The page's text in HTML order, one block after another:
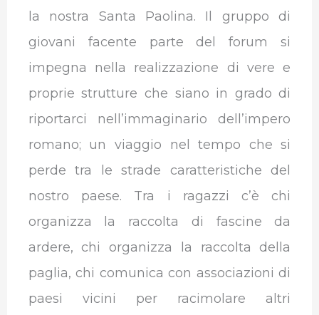
la nostra Santa Paolina. Il gruppo di
giovani facente parte del forum si
impegna nella realizzazione di vere e
proprie strutture che siano in grado di
riportarci nell’immaginario dell’impero
romano; un viaggio nel tempo che si
perde tra le strade caratteristiche del
nostro paese. Tra i ragazzi c’è chi
organizza la raccolta di fascine da
ardere, chi organizza la raccolta della
paglia, chi comunica con associazioni di
paesi vicini per racimolare altri